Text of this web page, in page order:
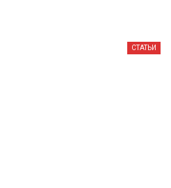
СТАТЬИ